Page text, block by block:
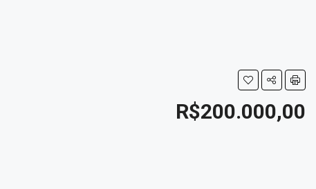
R$200.000,00